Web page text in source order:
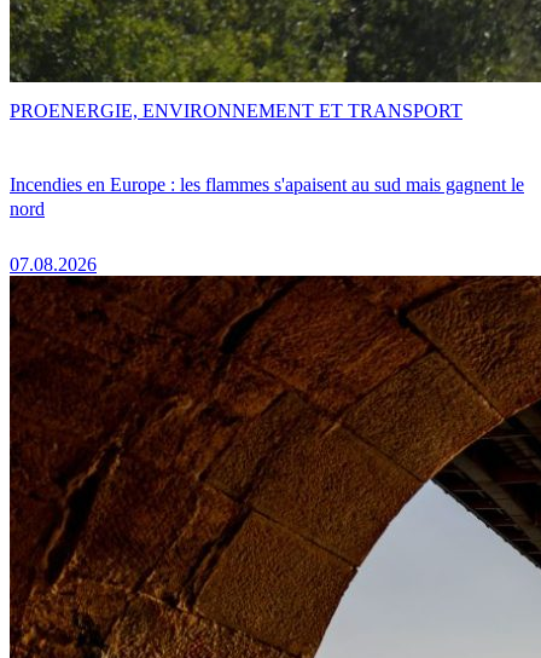
Incendies en Europe : les flammes s'apaisent au sud mais gagnent le
nord
07.08.2026
PROENERGIE, ENVIRONNEMENT ET TRANSPORT